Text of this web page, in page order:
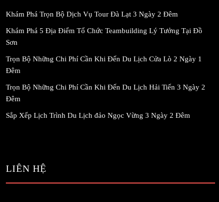
Khám Phá Trọn Bộ Dịch Vụ Tour Đà Lạt 3 Ngày 2 Đêm
Khám Phá 5 Địa Điểm Tổ Chức Teambuilding Lý Tưởng Tại Đồ
Sơn
Trọn Bộ Những Chi Phí Cần Khi Đến Du Lịch Cửa Lò 2 Ngày 1
Đêm
Trọn Bộ Những Chi Phí Cần Khi Đến Du Lịch Hải Tiến 3 Ngày 2
Đêm
Sắp Xếp Lịch Trình Du Lịch đảo Ngọc Vừng 3 Ngày 2 Đêm
LIÊN HỆ